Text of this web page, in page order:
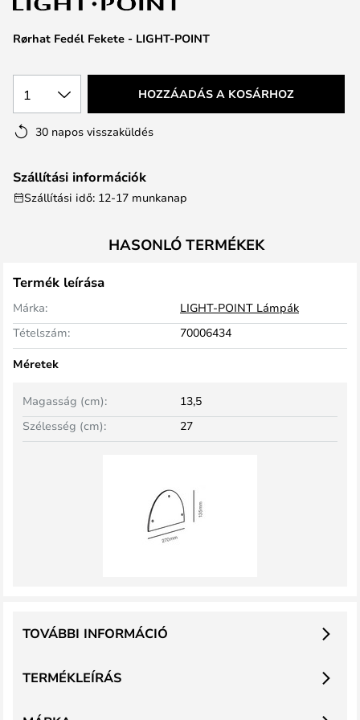
Rørhat Fedél Fekete - LIGHT-POINT
1 HOZZÁADÁS A KOSÁRHOZ
30 napos visszaküldés
Szállítási információk
Szállítási idő: 12-17 munkanap
HASONLÓ TERMÉKEK
Termék leírása
Márka:
LIGHT-POINT Lámpák
Tételszám:
70006434
Méretek
Szélesség (cm): 27
Magasság (cm): 13,5
TERMÉKLEÍRÁS
TOVÁBBI INFORMÁCIÓ